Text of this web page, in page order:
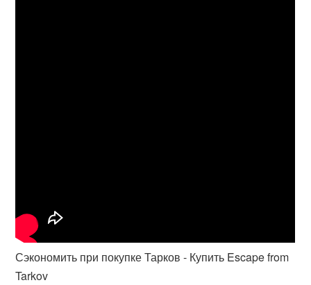
Сэкономить при покупке Тарков - Купить Escape from
Tarkov